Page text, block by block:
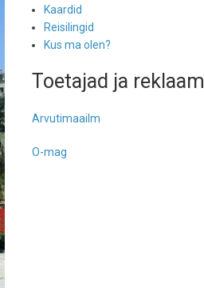
Kaardid
Reisilingid
Kus ma olen?
Toetajad ja reklaam
Arvutimaailm
O-mag